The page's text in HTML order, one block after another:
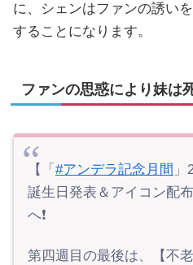
に、シェンはファンの誘い
することになります。
ファンの思惑により妹は
【「 #アンデラ記念月間 」
誕生日発表＆アイコン配
へ❗️
第四週目の最後は、【不